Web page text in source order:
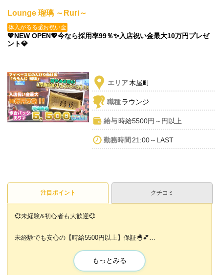
Lounge 瑠璃 ～Ruri～
体入がるる💰お祝い金
💖NEW OPEN💖今なら採用率99％✨入店祝い金最大10万円プレゼ
ント💎
エリア木屋町
職種ラウンジ
給与時給5500円～円以上
勤務時間 21:00～LAST
注目ポイント クチコミ
💞未経験&初心者も大歓迎💞
未経験でも安心の【時給5500円以上】保証🐣💕
金欠な日でも短時間でその日にお給料GET✨✨
もっとみる